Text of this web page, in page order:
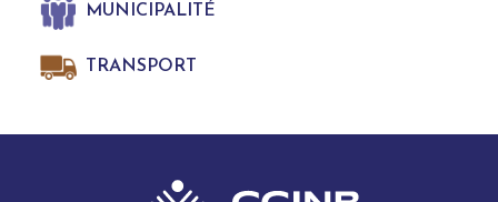
MUNICIPALITÉ
TRANSPORT